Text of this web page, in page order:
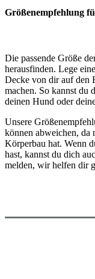
Größenempfehlung
Die passende Größe
herausfinden. Lege
Decke von dir auf den
machen. So kannst du
deinen Hund oder
Unsere
können abweichen, da
Körperbau hat. Wenn
hast, kannst du dich
melden, wir helfen dir